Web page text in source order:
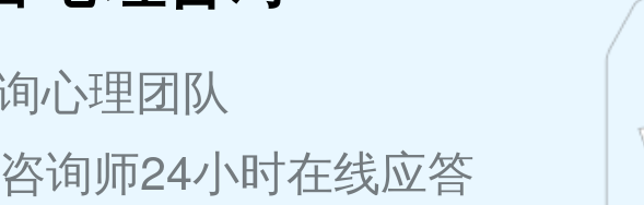
心理团队
咨询师24小时在线应答